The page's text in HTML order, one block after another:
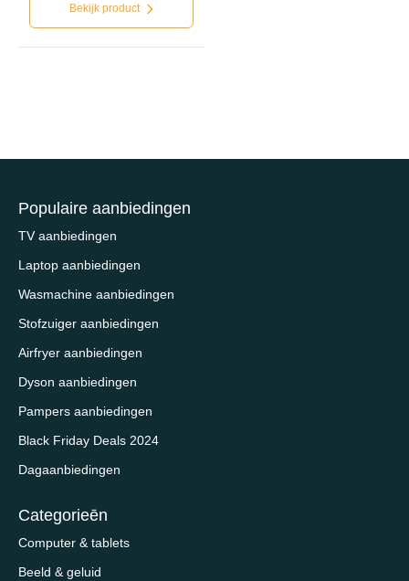
Bekijk product
Populaire aanbiedingen
TV aanbiedingen
Laptop aanbiedingen
Wasmachine aanbiedingen
Stofzuiger aanbiedingen
Airfryer aanbiedingen
Dyson aanbiedingen
Pampers aanbiedingen
Black Friday Deals 2024
Dagaanbiedingen
Categorieēn
Computer & tablets
Beeld & geluid